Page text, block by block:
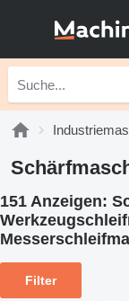
151 Anzeigen:
Filter